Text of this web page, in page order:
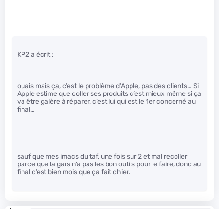
KP2 a écrit :
ouais mais ça, c’est le problème d’Apple, pas des clients… Si
Apple estime que coller ses produits c’est mieux même si ça
va être galère à réparer, c’est lui qui est le 1er concerné au
final…
sauf que mes imacs du taf, une fois sur 2 et mal recoller
parce que la gars n’a pas les bon outils pour le faire, donc au
final c’est bien mois que ça fait chier.